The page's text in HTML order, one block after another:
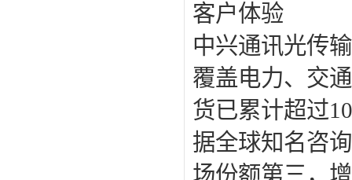
客户体验
中兴通讯光传
覆盖电力、交
货已累计超过
据全球知名咨
场份额第三，